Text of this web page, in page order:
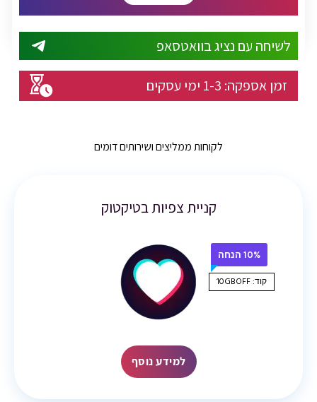
לשיחה עם נציג בוואטסאפ
זמן אספקה: 1-3 ימי עסקים
לקוחות ממליצים ושירותים דומים
קניית צפיות בטיקטוק
10% הנחה
קוד: 10GBOFF
למידע נוסף